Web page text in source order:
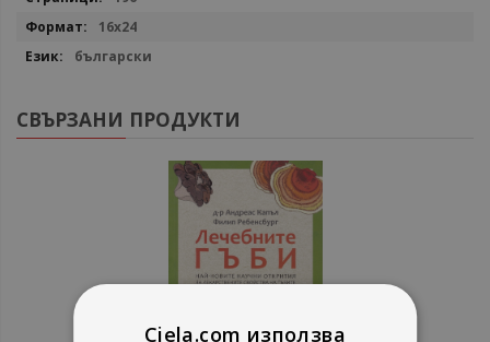
16x24
български
СВЪРЗАНИ ПРОДУКТИ
Ciela.com използва